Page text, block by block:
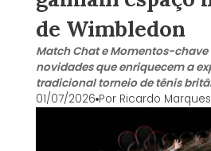
de Wimbledon
Match Chat e Momentos-chave
novidades que enriquecem a
tradicional torneio de tênis
01/07/2026 Por Ricardo Marques